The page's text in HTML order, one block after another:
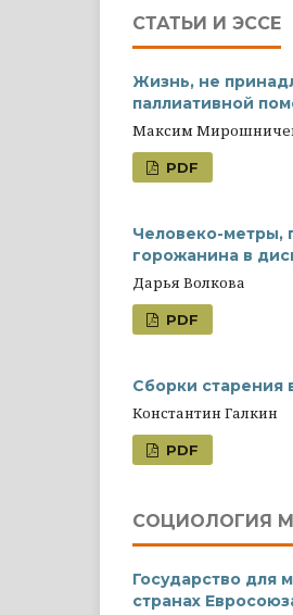
СТАТЬИ И ЭССЕ
Жизнь, не
паллиативной
Максим
PDF
Человеко-метры,
горожанина в
Дарья Волкова
PDF
Сборки старения
Константин Галкин
PDF
СОЦИОЛОГИЯ
Государство для
странах